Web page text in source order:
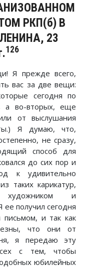
РКП(б) В
23
126
Я прежде всего,
вас за две вещи:
сегодня по
а во-вторых, еще
от выслушания
Я думаю, что,
не сразу,
способ для
до сих пор и
к удивительно
таких карикатур,
художником и
получил сегодня
письмом, и так как
что они от
я передаю эту
с тем, чтобы
юбилейных